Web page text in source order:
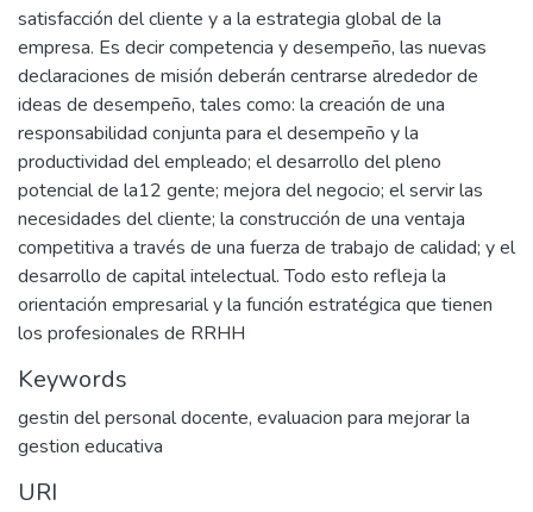
satisfacción del cliente y a la estrategia global de la
empresa. Es decir competencia y desempeño, las nuevas
declaraciones de misión deberán centrarse alrededor de
ideas de desempeño, tales como: la creación de una
responsabilidad conjunta para el desempeño y la
productividad del empleado; el desarrollo del pleno
potencial de la12 gente; mejora del negocio; el servir las
necesidades del cliente; la construcción de una ventaja
competitiva a través de una fuerza de trabajo de calidad; y el
desarrollo de capital intelectual. Todo esto refleja la
orientación empresarial y la función estratégica que tienen
los profesionales de RRHH
Keywords
gestin del personal docente, evaluacion para mejorar la
gestion educativa
URI